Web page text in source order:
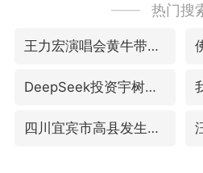
热门搜
王力宏演唱会黄牛带观众藏匿被查获
DeepSeek投资宇树科技意味什么
四川宜宾市高县发生4.9级地震